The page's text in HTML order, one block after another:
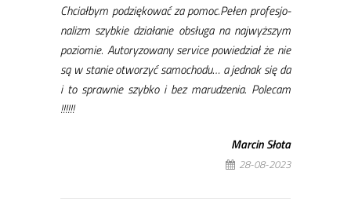
Ch­ciał­bym po­dzię­ko­wać za po­moc.Pe­łen pro­fe­sjo­
na­lizm szyb­kie dzia­ła­nie ob­słu­ga na naj­wyż­szym
po­zio­mie. Au­to­ry­zo­wa­ny se­rvi­ce po­wie­dział że nie
są w sta­nie otwo­rzyć sa­mo­cho­du… a jed­nak się da
i to spraw­nie szyb­ko i bez ma­ru­dze­nia. Po­le­cam
!!!!!!
Mar­cin Sło­ta
28-08-2023